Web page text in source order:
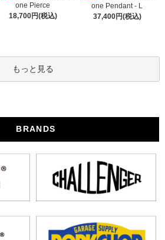
one Pierce
18,700円(税込)
one Pendant - L
37,400円(税込)
もっと見る
BRANDS